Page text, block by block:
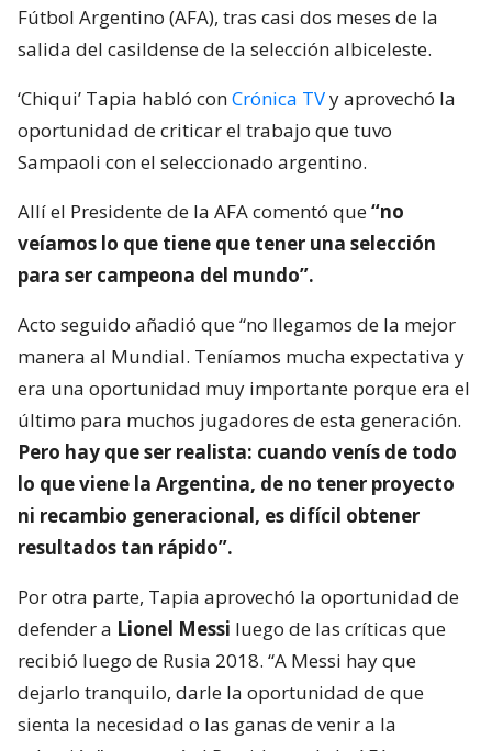
Fútbol Argentino (AFA), tras casi dos meses de la
salida del casildense de la selección albiceleste.
‘Chiqui’ Tapia habló conCrónica TVy aprovechó la
oportunidad de criticar el trabajo que tuvo
Sampaoli con el seleccionado argentino.
Allí el Presidente de la AFA comentó que“no
veíamos lo que tiene que tener una selección
para ser campeona del mundo”.
Acto seguido añadió que “no llegamos de la mejor
manera al Mundial. Teníamos mucha expectativa y
era una oportunidad muy importante porque era el
último para muchos jugadores de esta generación.
Pero hay que ser realista: cuando venís de todo
lo que viene la Argentina, de no tener proyecto
ni recambio generacional, es difícil obtener
resultados tan rápido”.
Por otra parte, Tapia aprovechó la oportunidad de
defender a Lionel Messi luego de las críticas que
recibió luego de Rusia 2018. “A Messi hay que
dejarlo tranquilo, darle la oportunidad de que
sienta la necesidad o las ganas de venir a la